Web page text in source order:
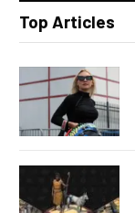
Top Articles